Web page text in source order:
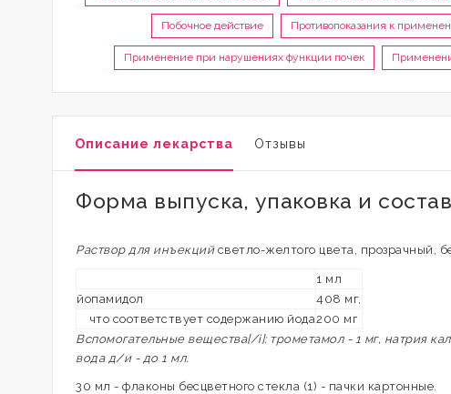
Побочное действие Противопоказания к
Применение при нарушениях функции почек
Описание лекарства Отзывы
Форма выпуска, упаковка и состав
Раствор для инъекцийсветло-желтого цвета, прозрачный,
1 мл
йопамидол
408 мг,
что соответствует содержанию йода200 мг
Вспомогательные вещества[/i]: трометамол - 1 мг, натрия
вода д/и - до 1 мл.
30 мл - флаконы бесцветного стекла (1) - пачки картонные.